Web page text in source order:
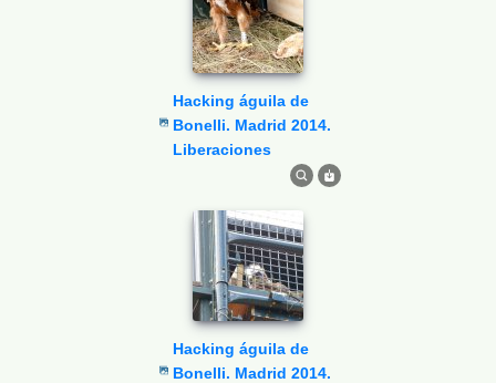
Hacking águila de
Bonelli. Madrid 2014.
Liberaciones
Hacking águila de
Bonelli. Madrid 2014.